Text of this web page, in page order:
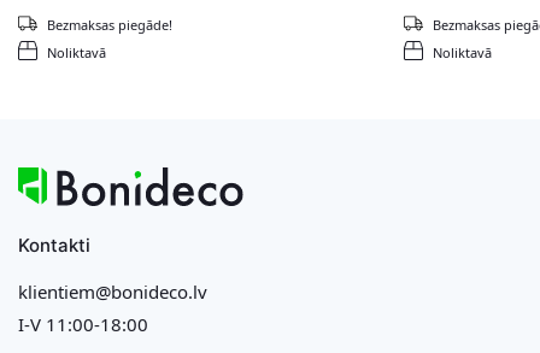
Noliktavā
Bezmaksas piegāde!
Noliktavā
Bezmaksas
Kontakti
klientiem@bonideco.lv
I-V 11:00-18:00